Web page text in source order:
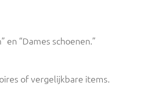
en “Dames schoenen.”
of vergelijkbare items.